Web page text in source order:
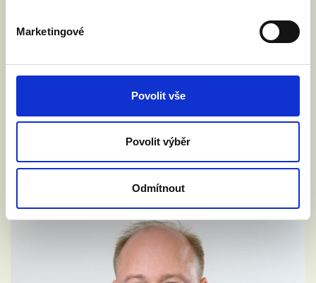
Marketingové
Povolit vše
Povolit výběr
Odmítnout